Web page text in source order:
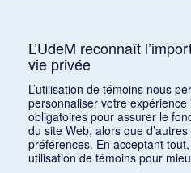
1 2
L’UdeM reconnaît
vie privée
L’utilisation de témoins nous
personnaliser votre
obligatoires pour assurer le
du site Web, alors que
préférences. En acceptant
utilisation de témoins pour